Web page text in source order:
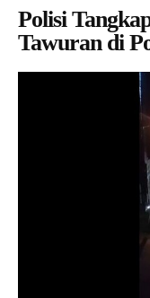
Polisi
Tawuran di